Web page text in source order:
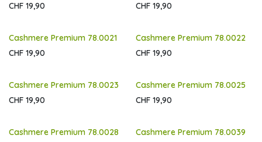
CHF 19,90
CHF 19,90
Cashmere Premium 78.0021
CHF 19,90
Cashmere Premium 78.0022
CHF 19,90
Cashmere Premium 78.0023
CHF 19,90
Cashmere Premium 78.0025
CHF 19,90
Cashmere Premium 78.0028
Cashmere Premium 78.0039